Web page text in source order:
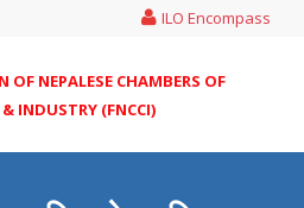
ILO Encompass
OF NEPALESE CHAMBERS OF
& INDUSTRY (FNCCI)